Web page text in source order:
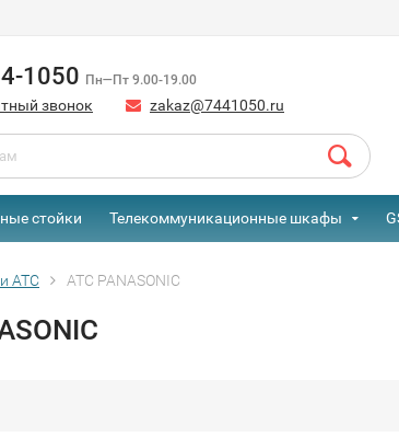
1050 Пн—Пт 9.00-19.00
звонок zakaz@7441050.ru
стойки Телекоммуникационные шкафы
АТС АТС PANASONIC